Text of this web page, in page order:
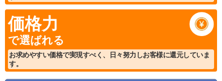
価格力
で選ばれる
お求めやすい価格で実現すべく、日々努力しお客様に還元していま
す。